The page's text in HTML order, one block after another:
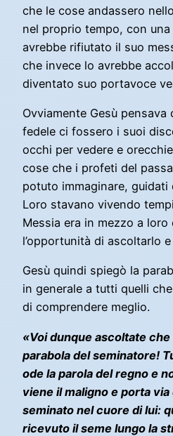
che le cose andassero
nel proprio tempo, con
avrebbe rifiutato il suo
che invece lo avrebbe
diventato suo portavoce
Ovviamente Gesù
fedele ci fossero i suoi
occhi per vedere e
cose che i profeti del
potuto immaginare,
Loro stavano vivendo
Messia era in mezzo a loro
l’opportunità di ascoltarlo
Gesù quindi spiegò la
in generale a tutti quelli
di comprendere meglio.
«Voi dunque ascoltate
parabola del seminatore!
ode la parola del regno e
viene il maligno e porta
seminato nel cuore di lui:
ricevuto il seme lungo la